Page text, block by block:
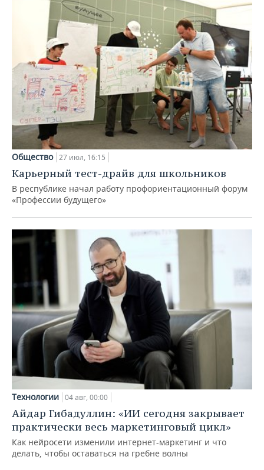
Общество 27 июл, 16:15
Карьерный тест-драйв для школьников
В республике начал работу профориентационный форум
«Профессии будущего»
Технологии 04 авг, 00:00
Айдар Гибадуллин: «ИИ сегодня закрывает
практически весь маркетинговый цикл»
Как нейросети изменили интернет-маркетинг и что
делать, чтобы оставаться на гребне волны